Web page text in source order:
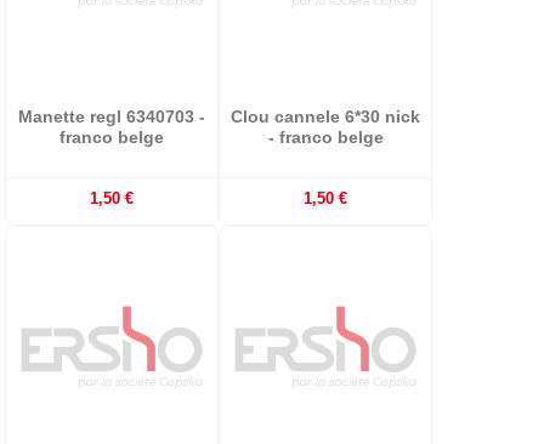
Manette regl 6340703 -
franco belge
1,50 €
Clou cannele 6*30 nick
- franco belge
1,50 €